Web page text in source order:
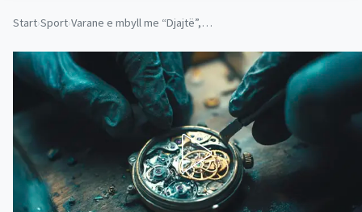
Start›Sport›Varane e mbyll me “Djajtë”,…